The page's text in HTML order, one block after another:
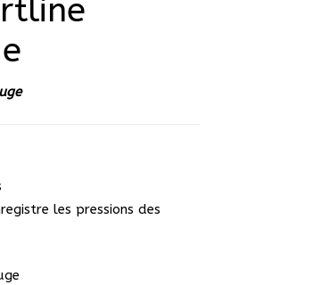
les pressions des